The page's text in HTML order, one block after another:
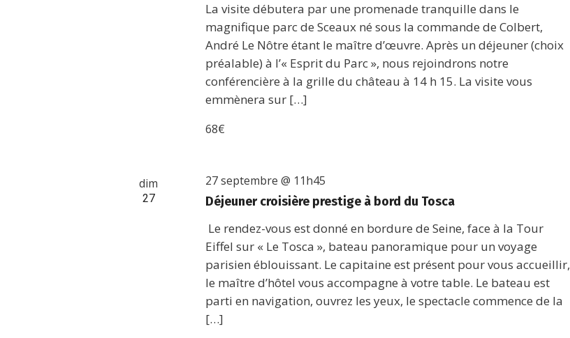
La visite débutera par une promenade tranquille dans le
magnifique parc de Sceaux né sous la commande de Colbert,
André Le Nôtre étant le maître d’œuvre. Après un déjeuner (choix
préalable) à l’« Esprit du Parc », nous rejoindrons notre
conférencière à la grille du château à 14 h 15. La visite vous
emmènera sur […]
68€
dim
27 Déjeuner croisière prestige à bord du Tosca
27 septembre @ 11h45
Le rendez-vous est donné en bordure de Seine, face à la Tour
Eiffel sur « Le Tosca », bateau panoramique pour un voyage
parisien éblouissant. Le capitaine est présent pour vous accueillir,
le maître d’hôtel vous accompagne à votre table. Le bateau est
parti en navigation, ouvrez les yeux, le spectacle commence de la
[…]